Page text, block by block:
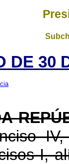
DE 30
I,